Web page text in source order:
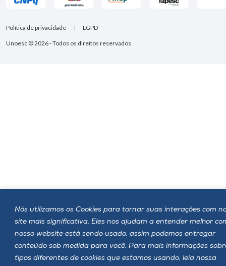
Nós utilizamos os Cookies para tornar suas interações com
site mais significativa. Eles nos ajudam a entender melhor
nosso website está sendo usado, assim podemos entregar
conteúdo sob medida para você. Para mais informações
tipos diferentes de cookies que estamos usando, leia nossa
Unoesc © 2026 - Todos os direitos reservados
Política de privacidade LGPD